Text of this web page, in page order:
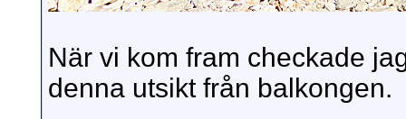
När vi kom fram checkade
denna utsikt från balkongen.